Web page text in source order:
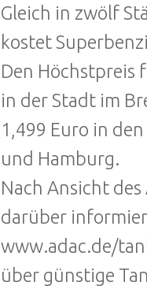
Gleich in zwölf
kostet
Den Höchstpreis
in der Stadt im
1,499 Euro in
und Hamburg.
Nach Ansicht
darüber
www.adac.de/
über günstige